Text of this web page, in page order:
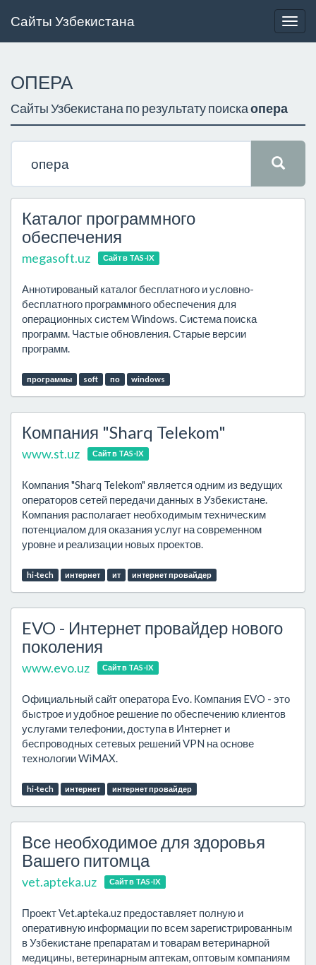
Сайты Узбекистана
ОПЕРА
Сайты Узбекистана по результату поискаопера
Каталог программного
обеспечения
megasoft.uz Сайт в TAS-IX
Аннотированый каталог бесплатного и условно-
бесплатного программного обеспечения для
операционных систем Windows. Система поиска
программ. Частые обновления. Старые версии
программ.
программы soft по windows
Компания "Sharq Telekom"
www.st.uz Сайт в TAS-IX
Компания "Sharq Telekom" является одним из ведущих
операторов сетей передачи данных в Узбекистане.
Компания располагает необходимым техническим
потенциалом для оказания услуг на современном
уровне и реализации новых проектов.
hi-tech интернет ит интернет провайдер
EVO - Интернет провайдер нового
поколения
www.evo.uz Сайт в TAS-IX
Официальный сайт оператора Evo. Компания EVO - это
быстрое и удобное решение по обеспечению клиентов
услугами телефонии, доступа в Интернет и
беспроводных сетевых решений VPN на основе
технологии WiMAX.
hi-tech интернет интернет провайдер
Все необходимое для здоровья
Вашего питомца
vet.apteka.uz Сайт в TAS-IX
Проект Vet.apteka.uz предоставляет полную и
оперативную информации по всем зарегистрированным
в Узбекистане препаратам и товарам ветеринарной
медицины, ветеринарным аптекам, оптовым компаниям